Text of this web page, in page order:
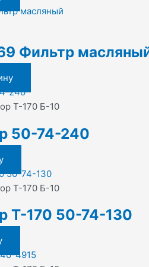
Фильтр
Т-170 Б-10
50-74-240
Т-170 Б-10
Т-170 50-74-130